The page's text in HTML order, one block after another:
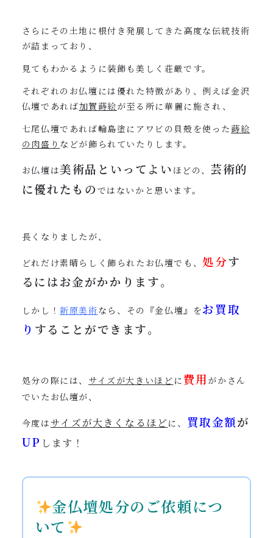
さらにその土地に根付き発展してきた高度な伝統技術
が詰まっており、
見てもわかるように装飾も美しく荘厳です。
それぞれのお仏壇には優れた特徴があり、例えば金沢
仏壇であれば加賀蒔絵が至る所に華麗に施され、
七尾仏壇であれば輪島塗にアワビの貝殻を使った蒔絵
の肉盛り などが飾られていたりします。
お仏壇は美術品といってよい ほどの、 芸術的
に優れたもの ではないかと思います。
長くなりましたが、
どれだけ素晴らしく飾られたお仏壇でも、処分す
るにはお金がかかります。
しかし！新原美術なら、その『金仏壇』をお買取
り することができます。
処分の際には、 サイズが大きいほど に費用 がかさん
でいたお仏壇が、
今度はサイズが大きくなるほど に、 買取金額が
UP します！
金仏壇処分のご依頼につ
いて